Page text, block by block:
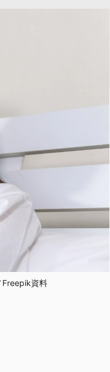
Freepik資料